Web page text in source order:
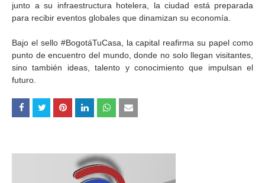
junto a su infraestructura hotelera, la ciudad está preparada
para recibir eventos globales que dinamizan su economía.
Bajo el sello #BogotáTuCasa, la capital reafirma su papel como
punto de encuentro del mundo, donde no solo llegan visitantes,
sino también ideas, talento y conocimiento que impulsan el
futuro.